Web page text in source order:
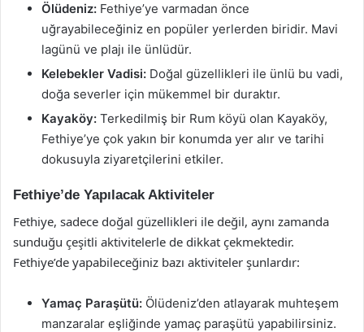
Ölüdeniz: Fethiye’ye varmadan önce
uğrayabileceğiniz en popüler yerlerden biridir. Mavi
lagünü ve plajı ile ünlüdür.
Kelebekler Vadisi: Doğal güzellikleri ile ünlü bu vadi,
doğa severler için mükemmel bir duraktır.
Kayaköy: Terkedilmiş bir Rum köyü olan Kayaköy,
Fethiye’ye çok yakın bir konumda yer alır ve tarihi
dokusuyla ziyaretçilerini etkiler.
Fethiye’de Yapılacak Aktiviteler
Fethiye, sadece doğal güzellikleri ile değil, aynı zamanda
sunduğu çeşitli aktivitelerle de dikkat çekmektedir.
Fethiye’de yapabileceğiniz bazı aktiviteler şunlardır:
Yamaç Paraşütü: Ölüdeniz’den atlayarak muhteşem
manzaralar eşliğinde yamaç paraşütü yapabilirsiniz.